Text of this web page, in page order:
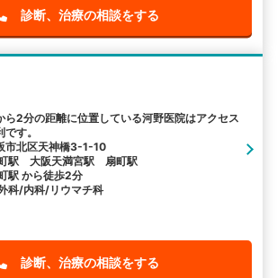
診断、治療の相談をする
ら2分の距離に位置している河野医院はアクセス
す。
市北区天神橋3-1-10
駅 大阪天満宮駅 扇町駅
駅 から徒歩2分
科/内科/リウマチ科
診断、治療の相談をする